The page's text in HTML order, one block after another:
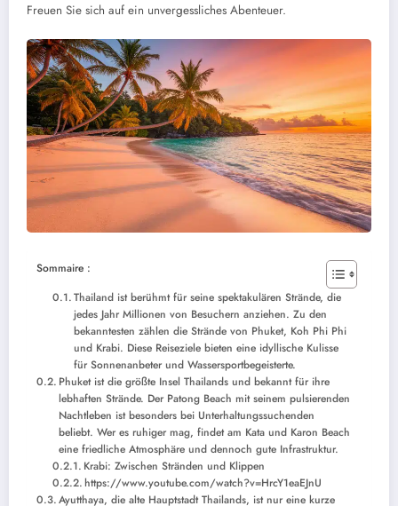
Freuen Sie sich auf ein unvergessliches Abenteuer.
Sommaire :
Thailand ist berühmt für seine spektakulären Strände, die
jedes Jahr Millionen von Besuchern anziehen. Zu den
bekanntesten zählen die Strände von Phuket, Koh Phi Phi
und Krabi. Diese Reiseziele bieten eine idyllische Kulisse
für Sonnenanbeter und Wassersportbegeisterte.
Phuket ist die größte Insel Thailands und bekannt für ihre
lebhaften Strände. Der Patong Beach mit seinem pulsierenden
Nachtleben ist besonders bei Unterhaltungssuchenden
beliebt. Wer es ruhiger mag, findet am Kata und Karon Beach
eine friedliche Atmosphäre und dennoch gute Infrastruktur.
Krabi: Zwischen Stränden und Klippen
https://www.youtube.com/watch?v=HrcY1eaEJnU
Ayutthaya, die alte Hauptstadt Thailands, ist nur eine kurze